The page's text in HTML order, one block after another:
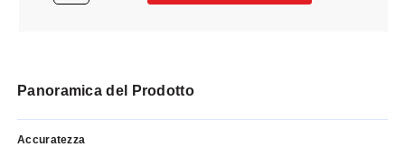
Panoramica del Prodotto
Accuratezza